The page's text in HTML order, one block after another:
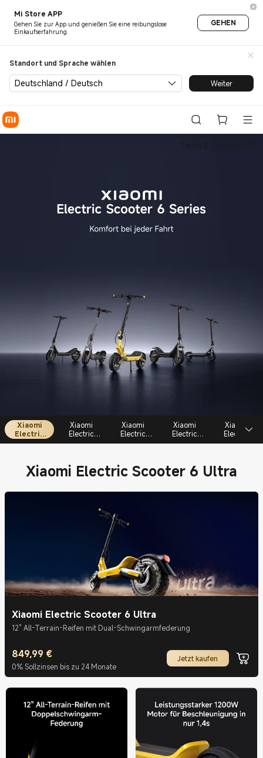
Mi Store APP
Gehen Sie zur App und genießen Sie eine reibungslose
Einkaufserfahrung.
GEHEN
Standort und Sprache wählen
Deutschland / Deutsch Weiter
Xiaomi Electric Scooter 6
Terms & Conditions
Xiaomi
Electric
Scooter 6
Xiaomi
Electric
Scooter 6
Xiaomi
Electric
Scooter 6
Xiaomi
Electric
Scooter 6
Xiaomi
Electric
Scooter 6
Xiaomi Electric Scooter 6 Ultra
Xiaomi Electric Scooter 6 Ultra
12" All-Terrain-Reifen mit Dual-Schwingarmfederung
849,99 €
Current Price €849.99
0% Sollzinsen bis zu 24 Monate
Jetzt kaufen